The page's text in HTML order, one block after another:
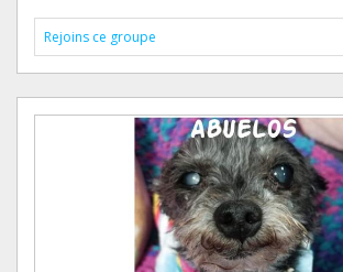
Rejoins ce groupe